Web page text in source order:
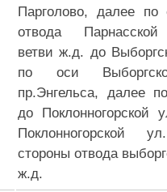
Парголово, далее по
отвода Парнасской
ветви ж.д. до
по оси
пр.Энгельса, далее
до Поклонногорской
Поклонногорской
стороны отвода
ж.д.